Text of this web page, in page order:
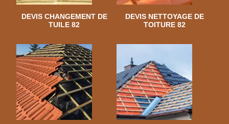
DEVIS CHANGEMENT DE
TUILE 82
DEVIS NETTOYAGE DE
TOITURE 82